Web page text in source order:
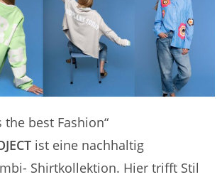
the best Fashion“
ist eine nachhaltig
Shirtkollektion. Hier trifft Stil